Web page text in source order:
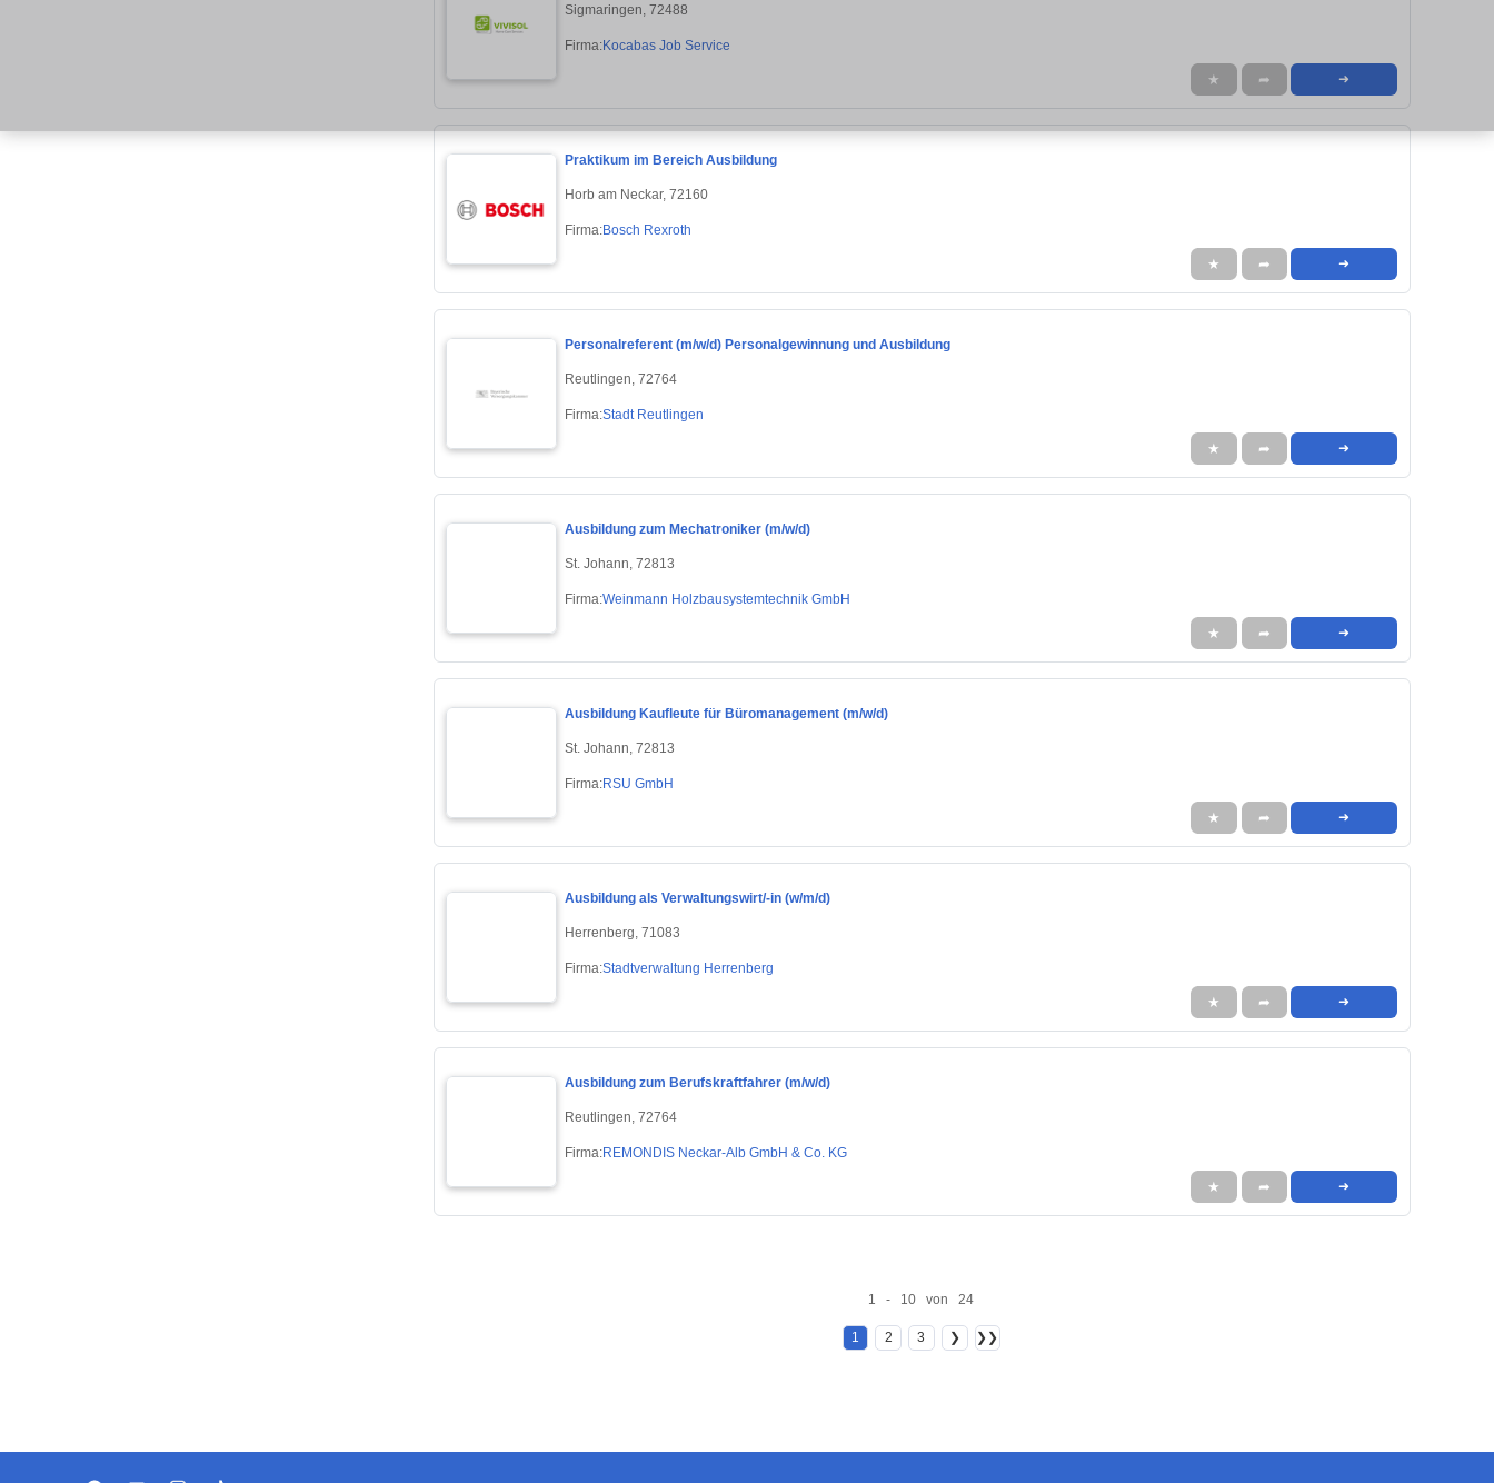
Sigmaringen, 72488
Firma:Kocabas Job Service
★ ➦ ➜
Praktikum im Bereich Ausbildung
Horb am Neckar, 72160
Firma:Bosch Rexroth
★ ➦ ➜
Personalreferent (m/w/d) Personalgewinnung und Ausbildung
Reutlingen, 72764
Firma:Stadt Reutlingen
★ ➦ ➜
Ausbildung zum Mechatroniker (m/w/d)
St. Johann, 72813
Firma:Weinmann Holzbausystemtechnik GmbH
★ ➦ ➜
Ausbildung Kaufleute für Büromanagement (m/w/d)
St. Johann, 72813
Firma:RSU GmbH
★ ➦ ➜
Ausbildung als Verwaltungswirt/-in (w/m/d)
Herrenberg, 71083
Firma:Stadtverwaltung Herrenberg
★ ➦ ➜
Ausbildung zum Berufskraftfahrer (m/w/d)
Reutlingen, 72764
Firma:REMONDIS Neckar-Alb GmbH & Co. KG
★ ➦ ➜
1 - 10 von 24
1 2 3 ❯ ❯❯